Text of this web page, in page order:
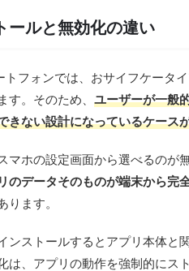
ールと無効化の違い
フォンでは、おサイフケータ
。そのため、 ユーザーが一般
きない設計になっているケース
マホの設定画面から選べるのが
のデータそのものが端末から完
ります。
ンストールするとアプリ本体と
は、アプリの動作を強制的にス